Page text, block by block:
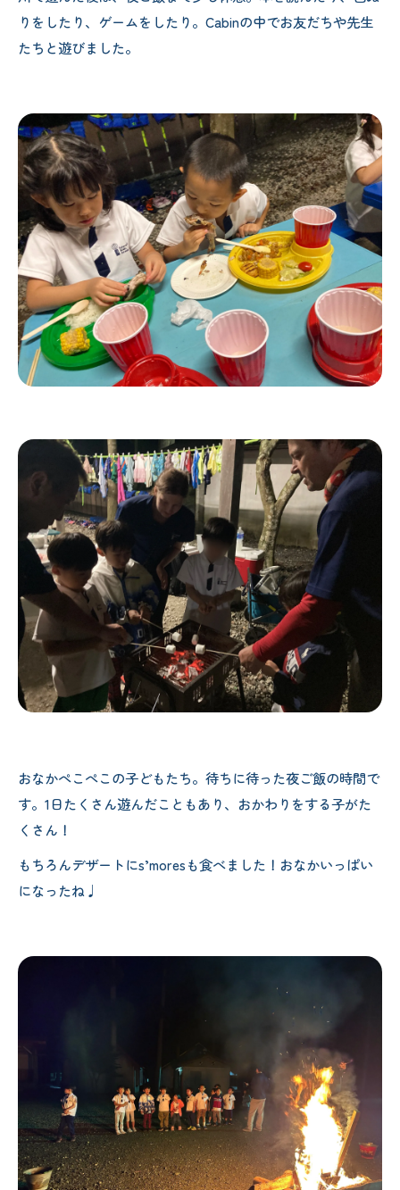
りをしたり、ゲームをしたり。Cabinの中でお友だちや先生
たちと遊びました。
おなかぺこぺこの子どもたち。待ちに待った夜ご飯の時間で
す。1日たくさん遊んだこともあり、おかわりをする子がた
くさん！
もちろんデザートにs’moresも食べました！おなかいっぱい
になったね♩